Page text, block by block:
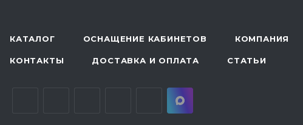
КАТАЛОГ ОСНАЩЕНИЕ КАБИНЕТОВ КОМПАНИЯ
КОНТАКТЫ ДОСТАВКА И ОПЛАТА СТАТЬИ